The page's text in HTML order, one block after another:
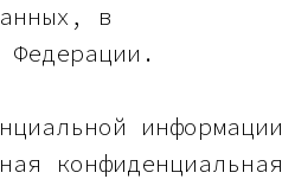
в
Федерации.
информации
конфиденциальная